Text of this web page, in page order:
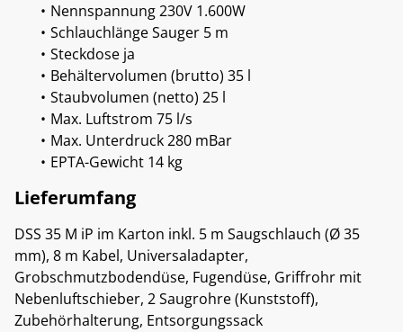
Nennspannung 230V 1.600W
Schlauchlänge Sauger 5 m
Steckdose ja
Behältervolumen (brutto) 35 l
Staubvolumen (netto) 25 l
Max. Luftstrom 75 l/s
Max. Unterdruck 280 mBar
EPTA-Gewicht 14 kg
Lieferumfang
DSS 35 M iP im Karton inkl. 5 m Saugschlauch (Ø 35
mm), 8 m Kabel, Universaladapter,
Grobschmutzbodendüse, Fugendüse, Griffrohr mit
Nebenluftschieber, 2 Saugrohre (Kunststoff),
Zubehörhalterung, Entsorgungssack